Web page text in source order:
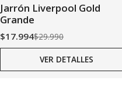
Agotado
Jarrón Liverpool Gold
Grande
$17.994$29.990
VER DETALLES